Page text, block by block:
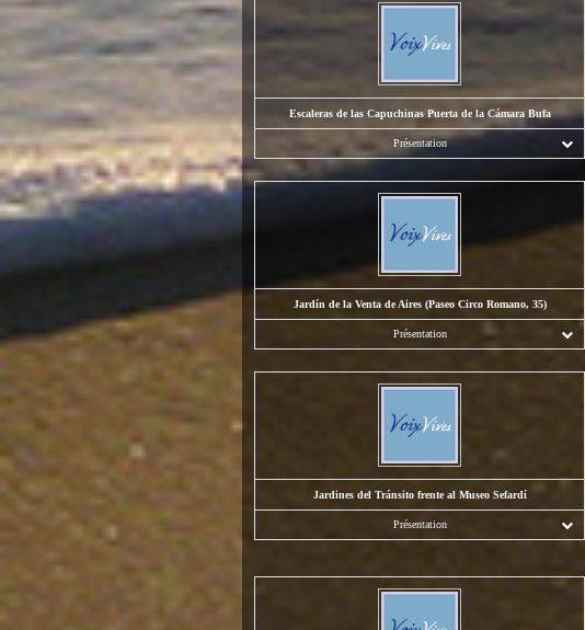
Escaleras de las Capuchinas Puerta de la Cámara Bufa
Présentation
Jardín de la Venta de Aires (Paseo Circo Romano, 35)
Présentation
Jardines del Tránsito frente al Museo Sefardí
Présentation